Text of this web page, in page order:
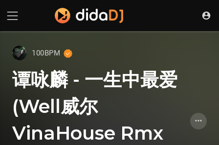
100BPM
谭咏麟 - 一生中最爱
(Well威尔
VinaHouse Rmx